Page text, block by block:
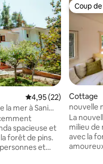
Évaluation moyenne
4,95 (22)
la mer à Sani
spacieuse et
forêt de pins.
et
Coup
Coup
Cottage
nouvelle
La
milieu de
avec la